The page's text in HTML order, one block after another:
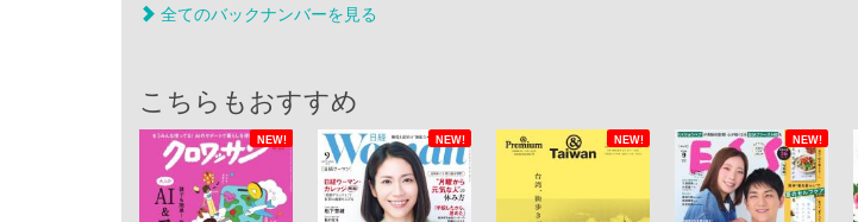
全てのバックナンバーを見る
こちらもおすすめ
NEW! NEW! NEW! NEW!